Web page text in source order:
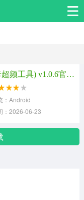
EVGA Precision X1(显卡超频工具) v1.0.6官方版
：Android
：2026-06-23